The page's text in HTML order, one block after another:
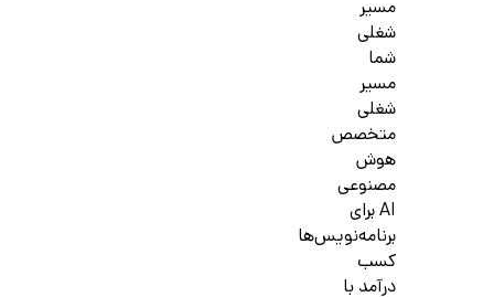
مسیر
شغلی
شما
مسیر
شغلی
متخصص
هوش
مصنوعی
AI برای
برنامه‌نویس‌ها
کسب
درآمد با